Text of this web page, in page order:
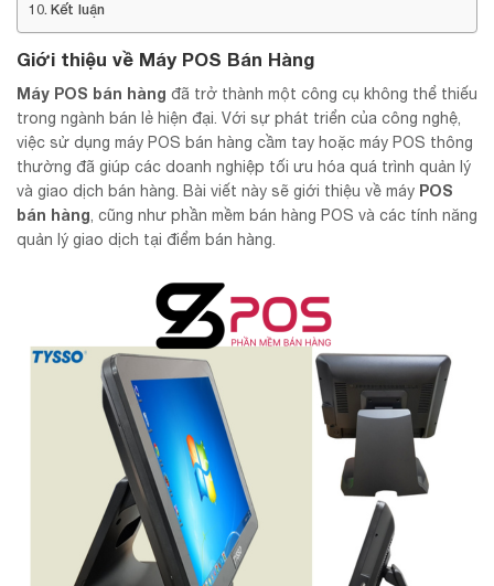
Kết luận
Giới thiệu về Máy POS Bán Hàng
Máy POS bán hàng đã trở thành một công cụ không thể thiếu
trong ngành bán lẻ hiện đại. Với sự phát triển của công nghệ,
việc sử dụng máy POS bán hàng cầm tay hoặc máy POS thông
thường đã giúp các doanh nghiệp tối ưu hóa quá trình quản lý
và giao dịch bán hàng. Bài viết này sẽ giới thiệu về máy POS
bán hàng , cũng như phần mềm bán hàng POS và các tính năng
quản lý giao dịch tại điểm bán hàng.